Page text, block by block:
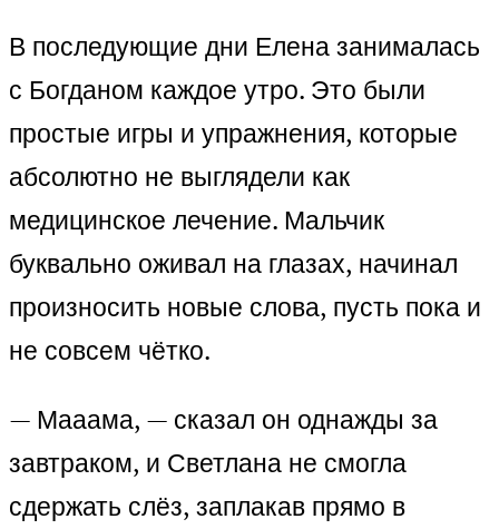
В последующие дни Елена занималась
с Богданом каждое утро. Это были
простые игры и упражнения, которые
абсолютно не выглядели как
медицинское лечение. Мальчик
буквально оживал на глазах, начинал
произносить новые слова, пусть пока и
не совсем чётко.
— Мааама, — сказал он однажды за
завтраком, и Светлана не смогла
сдержать слёз, заплакав прямо в